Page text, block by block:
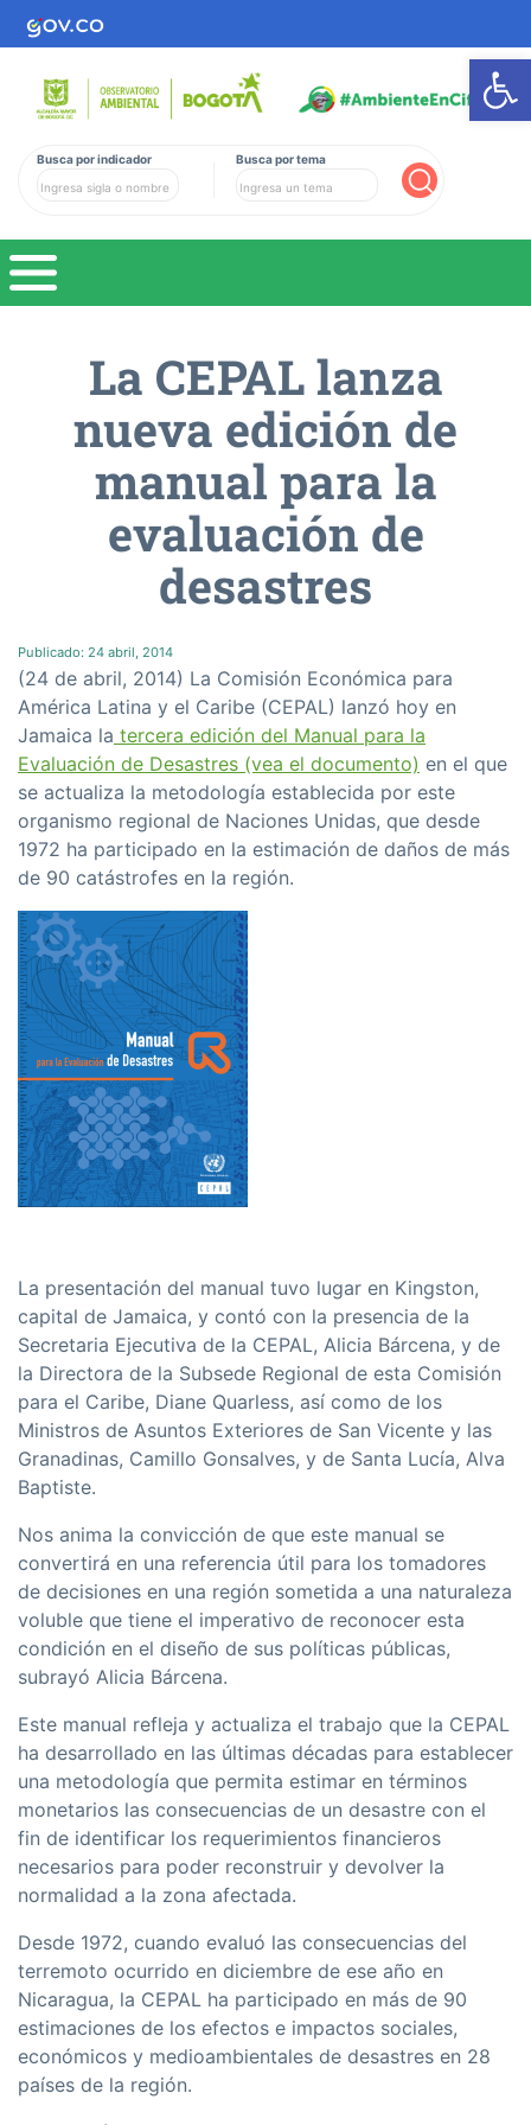
Busca por indicador Busca por tema
La CEPAL lanza
nueva edición de
manual para la
evaluación de
desastres
Publicado: 24 abril, 2014
(24 de abril, 2014) La Comisión Económica para
América Latina y el Caribe (CEPAL) lanzó hoy en
Jamaica la tercera edición del Manual para la
Evaluación de Desastres (vea el documento) en el que
se actualiza la metodología establecida por este
organismo regional de Naciones Unidas, que desde
1972 ha participado en la estimación de daños de más
de 90 catástrofes en la región.
La presentación del manual tuvo lugar en Kingston,
capital de Jamaica, y contó con la presencia de la
Secretaria Ejecutiva de la CEPAL, Alicia Bárcena, y de
la Directora de la Subsede Regional de esta Comisión
para el Caribe, Diane Quarless, así como de los
Ministros de Asuntos Exteriores de San Vicente y las
Granadinas, Camillo Gonsalves, y de Santa Lucía, Alva
Baptiste.
Nos anima la convicción de que este manual se
convertirá en una referencia útil para los tomadores
de decisiones en una región sometida a una naturaleza
voluble que tiene el imperativo de reconocer esta
condición en el diseño de sus políticas públicas,
subrayó Alicia Bárcena.
Este manual refleja y actualiza el trabajo que la CEPAL
ha desarrollado en las últimas décadas para establecer
una metodología que permita estimar en términos
monetarios las consecuencias de un desastre con el
fin de identificar los requerimientos financieros
necesarios para poder reconstruir y devolver la
normalidad a la zona afectada.
Desde 1972, cuando evaluó las consecuencias del
terremoto ocurrido en diciembre de ese año en
Nicaragua, la CEPAL ha participado en más de 90
estimaciones de los efectos e impactos sociales,
económicos y medioambientales de desastres en 28
países de la región.